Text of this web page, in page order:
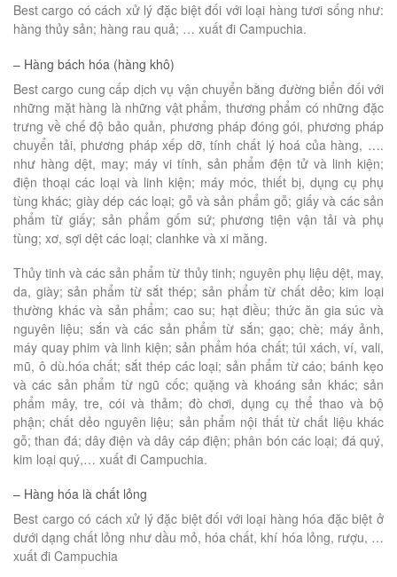
Best cargo có cách xử lý đặc biệt đối với loại hàng tươi sống như:
hàng thủy sản; hàng rau quả; … xuất đi Campuchia.
– Hàng bách hóa (hàng khô)
Best cargo cung cấp dịch vụ vận chuyển bằng đường biển đối với
những mặt hàng là những vật phẩm, thương phẩm có những đặc
trưng về chế độ bảo quản, phương pháp đóng gói, phương pháp
chuyển tải, phương pháp xếp dỡ, tính chất lý hoá của hàng, ….
như hàng dệt, may; máy vi tính, sản phẩm đện tử và linh kiện;
điện thoại các loại và linh kiện; máy móc, thiết bị, dụng cụ phụ
tùng khác; giày dép các loại; gỗ và sản phẩm gỗ; giấy và các sản
phẩm từ giấy; sản phẩm gốm sứ; phương tiện vận tải và phụ
tùng; xơ, sợi dệt các loại; clanhke và xi măng.
Thủy tinh và các sản phẩm từ thủy tinh; nguyên phụ liệu dệt, may,
da, giày; sản phẩm từ sắt thép; sản phẩm từ chất dẻo; kim loại
thường khác và sản phẩm; cao su; hạt điều; thức ăn gia súc và
nguyên liệu; sắn và các sản phẩm từ sắn; gạo; chè; máy ảnh,
máy quay phim và linh kiện; sản phẩm hóa chất; túi xách, ví, vali,
mũ, ô dù.hóa chất; sắt thép các loại; sản phẩm từ cáo; bánh kẹo
và các sản phẩm từ ngũ cốc; quặng và khoáng sản khác; sản
phẩm mây, tre, cói và thảm; đò chơi, dụng cụ thể thao và bộ
phận; chất dẻo nguyên liệu; sản phẩm nội thất từ chất liệu khác
gỗ; than đá; dây điện và dây cáp điện; phân bón các loại; đá quý,
kim loại quý,… xuất đi Campuchia.
– Hàng hóa là chất lỏng
Best cargo có cách xử lý đặc biệt đối với loại hàng hóa đặc biệt ở
dưới dạng chất lỏng như dầu mỏ, hóa chất, khí hóa lỏng, rượu, …
xuất đi Campuchia